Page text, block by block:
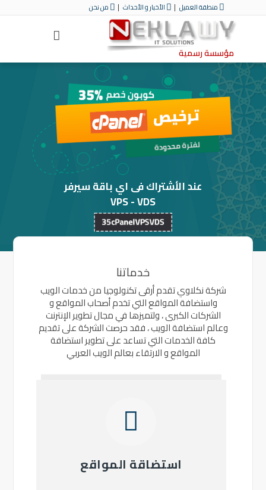
منطقة العميل الأخبار و الأحداث من نحن
مؤسسة رسمية
عند الأشتراك فى اي باقة سيرفر
VPS - VDS
خدماتنا
شركة نكلاوي تقدم أرقى تكنولوجيا من خدمات الويب
واستضافة المواقع التي تخدم أصحاب المواقع و
الشركات الكبرى ، ولتميزها في مجال تطوير الإنترنت
وعالم استضافة الويب ، فقد حرصت الشركة على تقديم
كافة الخدمات التي تساعد على تطوير استضافة
المواقع و الارتقاء بعالم الويب العربي
استضاقة المواقع